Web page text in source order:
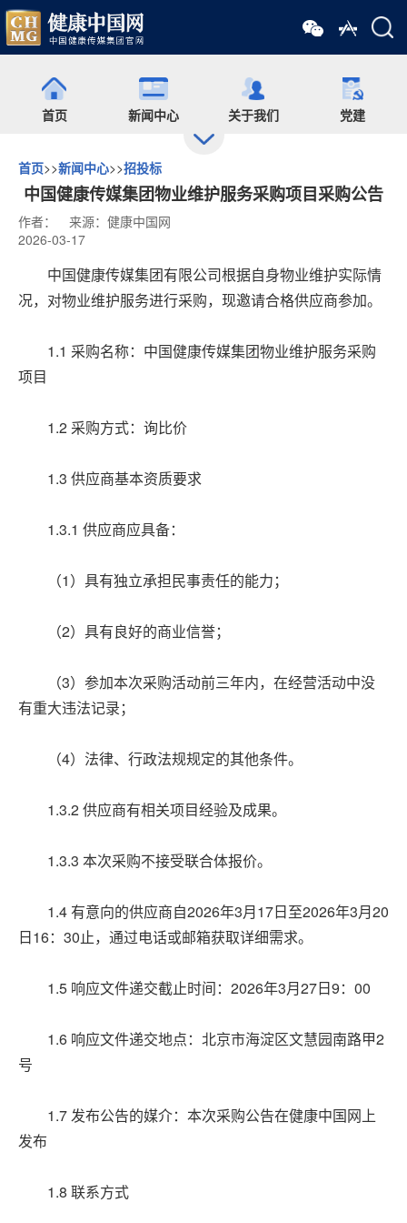
首页 新闻中心 关于我们 党建
出版 食药网 培训 会展
药师在线
微信矩阵
首页>>新闻中心>>招投标
中国健康传媒集团物业维护服务采购项目采购公告
作者：
来源：健康中国网
2026-03-17
中国健康传媒集团有限公司根据自身物业维护实际情
况，对物业维护服务进行采购，现邀请合格供应商参加。
1.1 采购名称：中国健康传媒集团物业维护服务采购
项目
1.2 采购方式：询比价
1.3 供应商基本资质要求
1.3.1 供应商应具备：
（1）具有独立承担民事责任的能力；
（2）具有良好的商业信誉；
（3）参加本次采购活动前三年内，在经营活动中没
有重大违法记录；
（4）法律、行政法规规定的其他条件。
1.3.2 供应商有相关项目经验及成果。
1.3.3 本次采购不接受联合体报价。
1.4 有意向的供应商自2026年3月17日至2026年3月20
日16：30止，通过电话或邮箱获取详细需求。
1.5 响应文件递交截止时间：2026年3月27日9：00
1.6 响应文件递交地点：北京市海淀区文慧园南路甲2
号
1.7 发布公告的媒介：本次采购公告在健康中国网上
发布
1.8 联系方式